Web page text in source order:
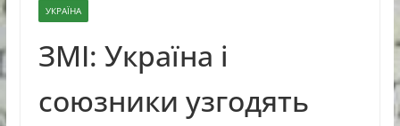
УКРАЇНА
ЗМІ: Україна і
союзники узгодять